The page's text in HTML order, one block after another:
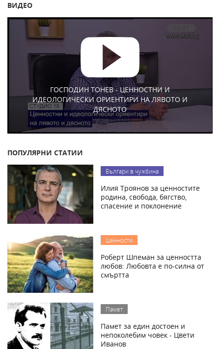
ВИДЕО
ГОСПОДИН ТОНЕВ - ЦЕННОСТНИ И
ИДЕОЛОГИЧЕСКИ ОРИЕНТИРИ НА ЛЯВОТО И
ДЯСНОТО
ПОПУЛЯРНИ СТАТИИ
Българи в чужбина
Илия Троянов за ценностите
родина, свобода, бягство,
спасение и поклонение
Ценности
Роберт Шпеман за ценността
любов: Любовта е по-силна от
смъртта
Памет
Памет за един достоен и
непоколебим човек - Цвети
Иванов